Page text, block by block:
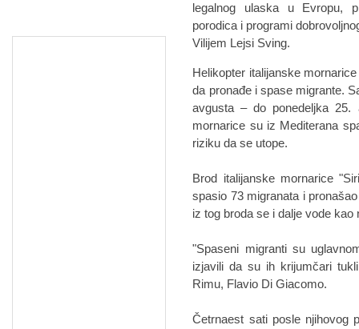
legalnog ulaska u Evropu,
porodica i programi
Vilijem Lejsi Sving.
Helikopter italijanske
da pronađe i spase migrante.
avgusta – do ponedeljka 25.
mornarice su iz Mediterana
riziku da se utope.
Brod italijanske mornarice
spasio 73 migranata i
iz tog broda se i dalje vode kao
"Spaseni migranti su
izjavili da su ih krijumčari
Rimu, Flavio Di Giacomo.
Četrnaest sati posle njihovog